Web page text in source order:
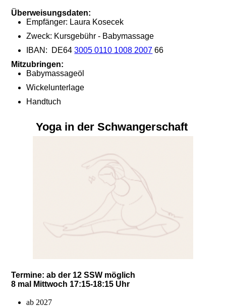
Überweisungsdaten:
Empfänger: Laura Kosecek
Zweck: Kursgebühr - Babymassage
IBAN: DE643005 0110 1008 2007 66
Mitzubringen:
Babymassageöl
Wickelunterlage
Handtuch
Yoga in der Schwangerschaft
Termine: ab der 12 SSW möglich
8 mal Mittwoch 17:15-18:15 Uhr
ab 2027